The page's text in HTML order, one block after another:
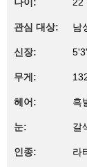
관심 대상: 남
신장:
무게:
헤어: 흑
눈: 갈
인종: 라